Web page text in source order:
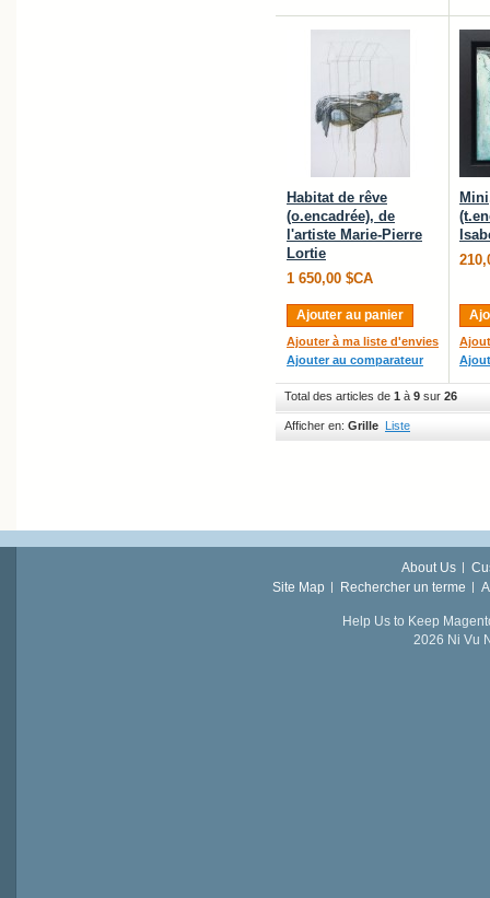
Habitat de rêve
(o.encadrée), de
l'artiste Marie-Pierre
Lortie
1 650,00 $CA
Ajouter au panier
Ajouter à ma liste d'envies
Ajouter au comparateur
Total des articles de 1 à 9 sur 26
Afficher en: Grille Liste
About Us
Site Map
Rechercher un terme
Help Us to Keep
2026 Ni Vu